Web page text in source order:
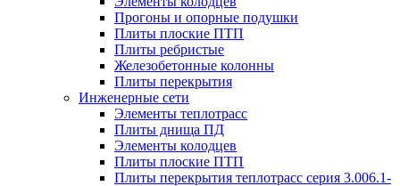
Прогоны и опорные подушки
Плиты плоские ПТП
Плиты ребристые
Железобетонные колонны
Плиты перекрытия
Инженерные сети
Элементы теплотрасс
Плиты днища ПД
Элементы колодцев
Плиты плоские ПТП
Плиты перекрытия теплотрасс серия 3.006.1-